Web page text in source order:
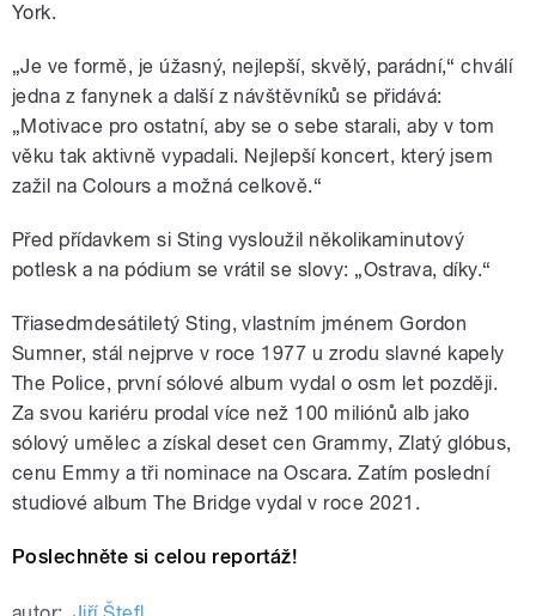
York.
„Je ve formě, je úžasný, nejlepší, skvělý, parádní,“ chválí
jedna z fanynek a další z návštěvníků se přidává:
„Motivace pro ostatní, aby se o sebe starali, aby v tom
věku tak aktivně vypadali. Nejlepší koncert, který jsem
zažil na Colours a možná celkově.“
Před přídavkem si Sting vysloužil několikaminutový
potlesk a na pódium se vrátil se slovy: „Ostrava, díky.“
Třiasedmdesátiletý Sting, vlastním jménem Gordon
Sumner, stál nejprve v roce 1977 u zrodu slavné kapely
The Police, první sólové album vydal o osm let později.
Za svou kariéru prodal více než 100 miliónů alb jako
sólový umělec a získal deset cen Grammy, Zlatý glóbus,
cenu Emmy a tři nominace na Oscara. Zatím poslední
studiové album The Bridge vydal v roce 2021.
Poslechněte si celou reportáž!